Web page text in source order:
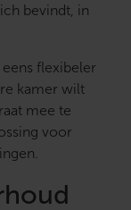
bevindt, in
flexibeler
kamer wilt
mee te
voor